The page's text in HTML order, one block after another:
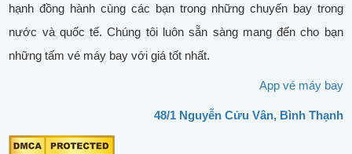
hạnh đồng hành cùng các bạn trong những chuyến bay trong
nước và quốc tế. Chúng tôi luôn sẵn sàng mang đến cho bạn
những tấm vé máy bay với giá tốt nhất.
App vé máy bay
48/1 Nguyễn Cửu Vân, Bình Thạnh